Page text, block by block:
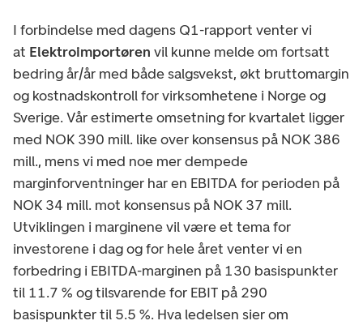
I forbindelse med dagens Q1-rapport venter vi
at Elektroimportøren vil kunne melde om fortsatt
bedring år/år med både salgsvekst, økt bruttomargin
og kostnadskontroll for virksomhetene i Norge og
Sverige. Vår estimerte omsetning for kvartalet ligger
med NOK 390 mill. like over konsensus på NOK 386
mill., mens vi med noe mer dempede
marginforventninger har en EBITDA for perioden på
NOK 34 mill. mot konsensus på NOK 37 mill.
Utviklingen i marginene vil være et tema for
investorene i dag og for hele året venter vi en
forbedring i EBITDA-marginen på 130 basispunkter
til 11.7 % og tilsvarende for EBIT på 290
basispunkter til 5.5 %. Hva ledelsen sier om